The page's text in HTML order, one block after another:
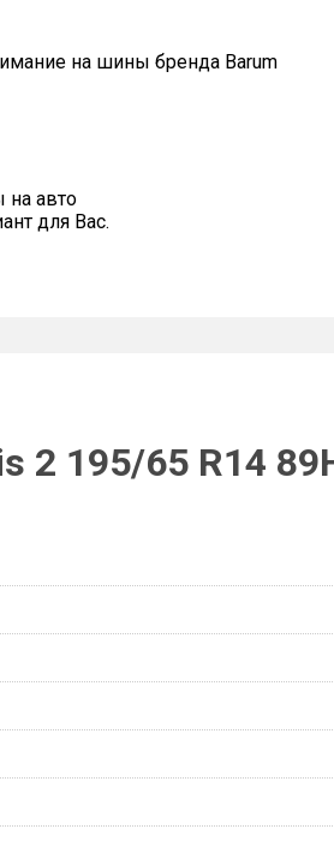
на шины бренда Barum
авто
для Вас.
2 195/65 R14